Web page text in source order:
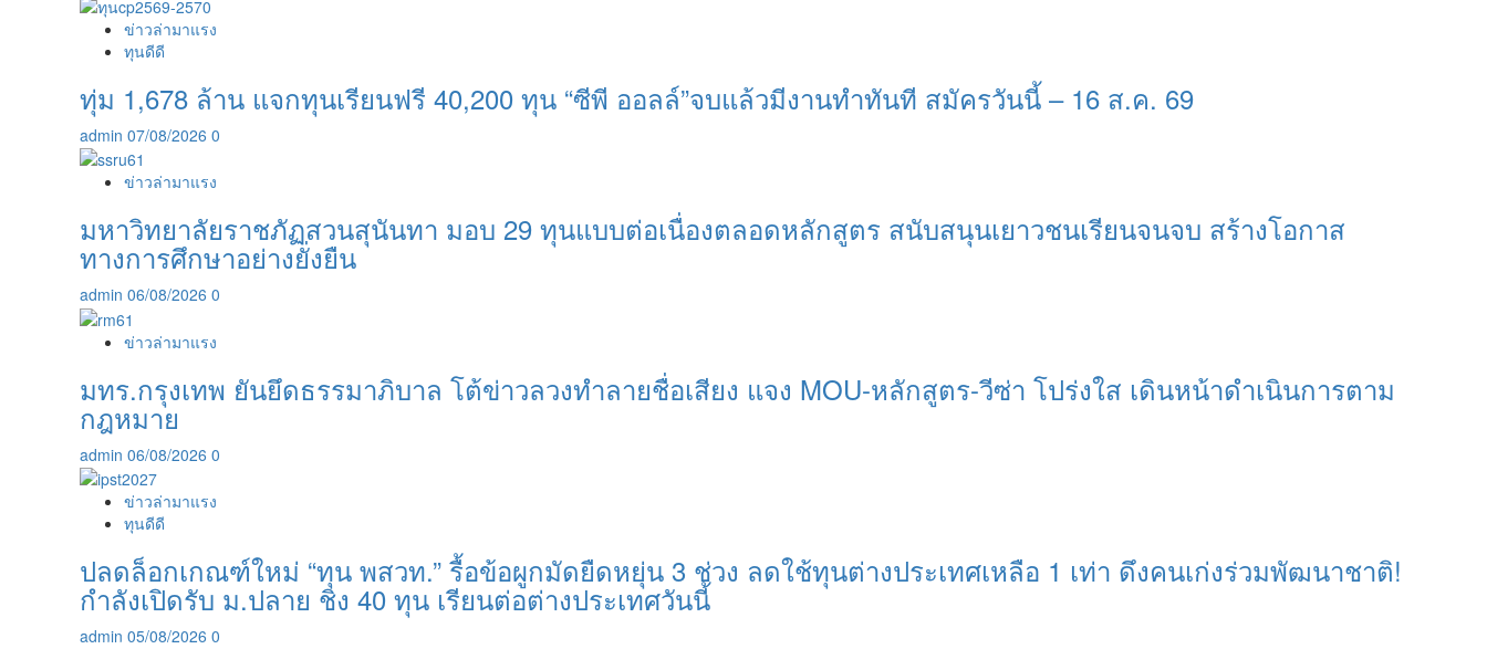
ข่าวล่ามาแรง
ทุนดีดี
ทุ่ม 1,678 ล้าน แจกทุนเรียนฟรี 40,200 ทุน “ซีพี ออลล์”จบแล้วมีงานทำทันที สมัครวันนี้ – 16 ส.ค. 69
admin 07/08/2026 0
ข่าวล่ามาแรง
มหาวิทยาลัยราชภัฏสวนสุนันทา มอบ 29 ทุนแบบต่อเนื่องตลอดหลักสูตร สนับสนุนเยาวชนเรียนจนจบ สร้างโอกาส
ทางการศึกษาอย่างยั่งยืน
admin 06/08/2026 0
ข่าวล่ามาแรง
มทร.กรุงเทพ ยันยึดธรรมาภิบาล โต้ข่าวลวงทำลายชื่อเสียง แจง MOU-หลักสูตร-วีซ่า โปร่งใส เดินหน้าดำเนินการตาม
กฎหมาย
admin 06/08/2026 0
ข่าวล่ามาแรง
ทุนดีดี
ปลดล็อกเกณฑ์ใหม่ “ทุน พสวท.” รื้อข้อผูกมัดยืดหยุ่น 3 ช่วง ลดใช้ทุนต่างประเทศเหลือ 1 เท่า ดึงคนเก่งร่วมพัฒนาชาติ!
กำลังเปิดรับ ม.ปลาย ชิง 40 ทุน เรียนต่อต่างประเทศวันนี้
admin 05/08/2026 0